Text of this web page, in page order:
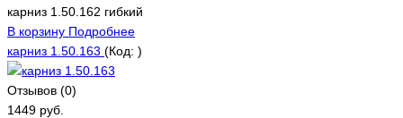
карниз 1.50.162 гибкий
В корзину Подробнее
карниз 1.50.163 (Код: )
Отзывов (0)
1449 руб.